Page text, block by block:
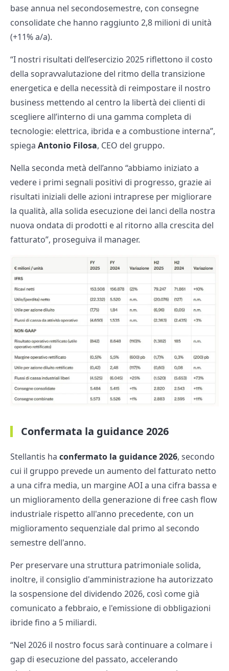
base annua nel secondosemestre, con consegne
consolidate che hanno raggiunto 2,8 milioni di unità
(+11% a/a).
“I nostri risultati dell’esercizio 2025 riflettono il costo
della sopravvalutazione del ritmo della transizione
energetica e della necessità di reimpostare il nostro
business mettendo al centro la libertà dei clienti di
scegliere all’interno di una gamma completa di
tecnologie: elettrica, ibrida e a combustione interna”,
spiega Antonio Filosa, CEO del gruppo.
Nella seconda metà dell’anno “abbiamo iniziato a
vedere i primi segnali positivi di progresso, grazie ai
risultati iniziali delle azioni intraprese per migliorare
la qualità, alla solida esecuzione dei lanci della nostra
nuova ondata di prodotti e al ritorno alla crescita del
fatturato”, proseguiva il manager.
Confermata la guidance 2026
Stellantis ha confermato la guidance 2026, secondo
cui il gruppo prevede un aumento del fatturato netto
a una cifra media, un margine AOI a una cifra bassa e
un miglioramento della generazione di free cash flow
industriale rispetto all'anno precedente, con un
miglioramento sequenziale dal primo al secondo
semestre dell'anno.
Per preservare una struttura patrimoniale solida,
inoltre, il consiglio d'amministrazione ha autorizzato
la sospensione del dividendo 2026, così come già
comunicato a febbraio, e l'emissione di obbligazioni
ibride fino a 5 miliardi.
“Nel 2026 il nostro focus sarà continuare a colmare i
gap di esecuzione del passato, accelerando